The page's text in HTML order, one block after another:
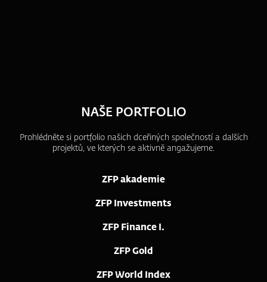
NAŠE PORTFOLIO
Prohlédněte si portfolio našich dceřiných společností a dalších
projektů, ve kterých se aktivně angažujeme.
ZFP akademie
ZFP Investments
ZFP Finance I.
ZFP Gold
ZFP World Index